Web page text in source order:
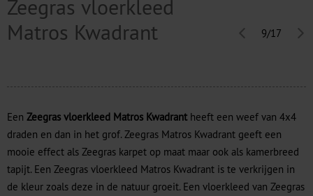
Zeegras vloerkleed
Matros Kwadrant
9/17
Een Zeegras vloerkleed Matros Kwadrant heeft een weef van 4x4
draden en dan in het grof. Zeegras Matros Kwadrant geeft een
mooie effect als Zeegras karpet op maat maar ook als kamerbreed
tapijt. Een Zeegras vloerkleed Matros Kwadrant is te verkrijgen in
de kleur zoals deze in de natuur groeit. Een vloerkleed van Zeegras